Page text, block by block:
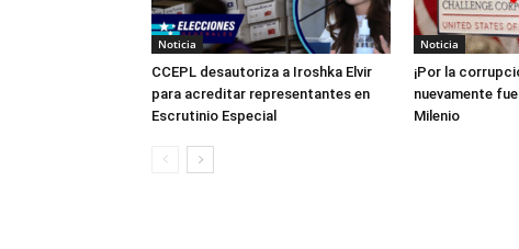
Noticia
CCEPL desautoriza a Iroshka Elvir
para acreditar representantes en
Escrutinio Especial
Noticia
¡Por la
nuevamente
Milenio